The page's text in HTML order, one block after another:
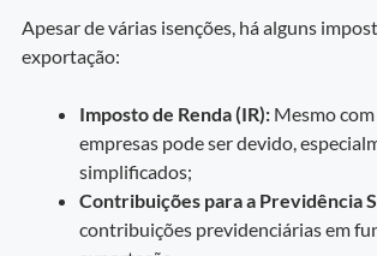
Apesar de várias isenções, há alguns
exportação:
Imposto de Renda (IR): Mesmo
empresas pode ser devido,
simplificados;
Contribuições para a Previdência
contribuições previdenciárias em